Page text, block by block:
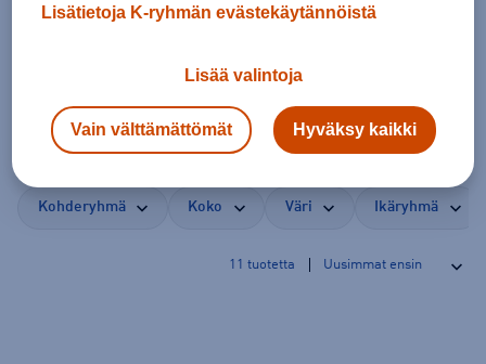
CCM Jetspeed CCM Ribcor CCM Axis CCM Vizion
Kohderyhmä Koko Väri Ikäryhmä
11 tuotetta
Lisätietoja K-ryhmän evästekäytännöistä
Lisää valintoja
Vain välttämättömät Hyväksy kaikki